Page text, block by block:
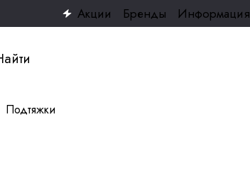
Акции Бренды Информация
Подтяжки